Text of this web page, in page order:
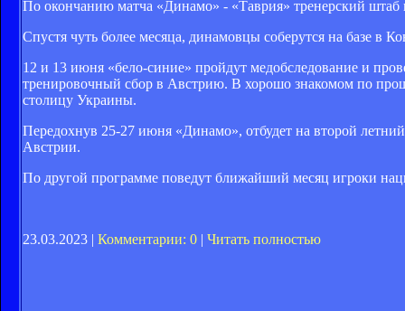
По окончанию матча «Динамо» - «Таврия» тренерский
Спустя чуть более месяца, динамовцы соберутся на базе в
12 и 13 июня «бело-синие» пройдут медобследование и
тренировочный сбор в Австрию. В хорошо знакомом по
столицу Украины.
Передохнув 25-27 июня «Динамо», отбудет на второй
Австрии.
По другой программе поведут ближайший месяц игроки
23.03.2023 | Комментарии: 0 | Читать полностью